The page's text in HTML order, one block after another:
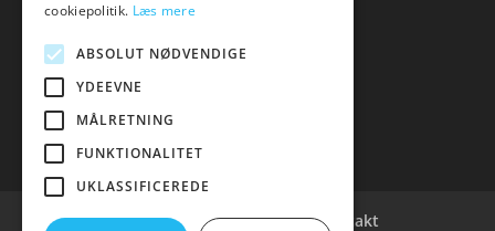
Tlf: 7876 8672
Mail:
Cookie- og privatlivspolitik Kontakt
cookiepolitik. Læs mere
ABSOLUT NØDVENDIGE
YDEEVNE
MÅLRETNING
FUNKTIONALITET
UKLASSIFICEREDE